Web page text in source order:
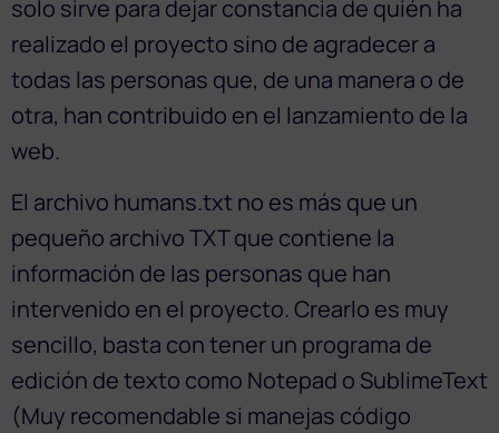
solo sirve para dejar constancia de quién ha
realizado el proyecto sino de agradecer a
todas las personas que, de una manera o de
otra, han contribuido en el lanzamiento de la
web.
El archivo humans.txt no es más que un
pequeño archivo TXT que contiene la
información de las personas que han
intervenido en el proyecto. Crearlo es muy
sencillo, basta con tener un programa de
edición de texto como Notepad o SublimeText
(Muy recomendable si manejas código